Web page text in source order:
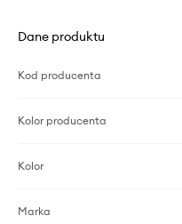
Dane produktu
Kod producenta
Kolor producenta
Kolor
Marka